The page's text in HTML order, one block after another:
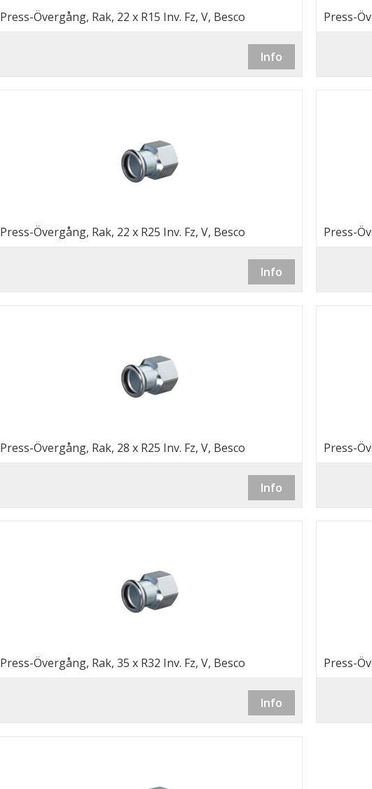
Press-Övergång, Rak, 22 x R15 Inv. Fz, V, Besco
Info
Press-
Press-Övergång, Rak, 22 x R25 Inv. Fz, V, Besco
Info
Press-
Press-Övergång, Rak, 28 x R25 Inv. Fz, V, Besco
Info
Press-
Press-Övergång, Rak, 35 x R32 Inv. Fz, V, Besco
Info
Press-